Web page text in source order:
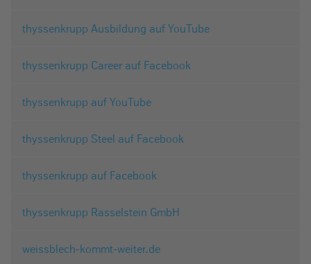
thyssenkrupp Ausbildung auf YouTube
thyssenkrupp Career auf Facebook
thyssenkrupp auf YouTube
thyssenkrupp Steel auf Facebook
thyssenkrupp auf Facebook
thyssenkrupp Rasselstein GmbH
weissblech-kommt-weiter.de